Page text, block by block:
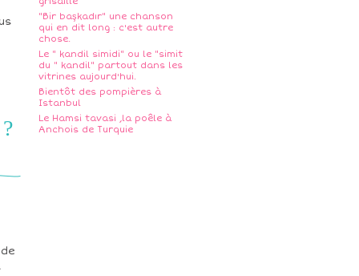
"Bir başkadır" une chanson
qui en dit long : c'est autre
chose.
Le " kandil simidi" ou le "simit
du " kandil" partout dans les
vitrines aujourd'hui.
Bientôt des pompières à
Istanbul
Le Hamsi tavasi ,la poêle à
Anchois de Turquie